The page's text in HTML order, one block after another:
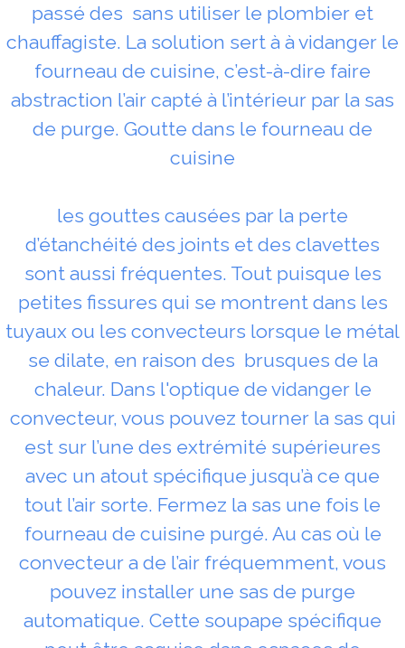
passé des sans utiliser le plombier et
chauffagiste. La solution sert à à vidanger le
fourneau de cuisine, c’est-à-dire faire
abstraction l’air capté à l’intérieur par la sas
de purge. Goutte dans le fourneau de
cuisine
les gouttes causées par la perte
d’étanchéité des joints et des clavettes
sont aussi fréquentes. Tout puisque les
petites fissures qui se montrent dans les
tuyaux ou les convecteurs lorsque le métal
se dilate, en raison des brusques de la
chaleur. Dans l'optique de vidanger le
convecteur, vous pouvez tourner la sas qui
est sur l’une des extrémité supérieures
avec un atout spécifique jusqu’à ce que
tout l’air sorte. Fermez la sas une fois le
fourneau de cuisine purgé. Au cas où le
convecteur a de l’air fréquemment, vous
pouvez installer une sas de purge
automatique. Cette soupape spécifique